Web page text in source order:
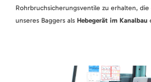
Rohrbruchsicherungsventile zu erhalten, die
unseres Baggers als Hebegerät im Kanalbau